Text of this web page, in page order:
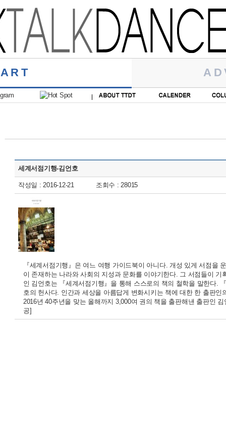
ART
세계서점기행-김언호
작성일 : 2016-12-21 조회수 : 28015
『세계서점기행』은 여느 여행 가이드북이 아니다. 개성 있게 서점을
이 존재하는 나라와 사회의 지성과 문화를 이야기한다. 그 서점들이
인 김언호는 『세계서점기행』을 통해 스스로의 책의 철학을 말한다.
호의 헌사다. 인간과 세상을 아름답게 변화시키는 책에 대한 한 출판인
2016년 40주년을 맞는 올해까지 3,000여 권의 책을 출판해낸 출판인
공]